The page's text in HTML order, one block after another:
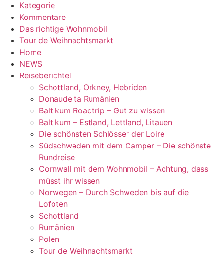
Kategorie
Kommentare
Das richtige Wohnmobil
Tour de Weihnachtsmarkt
Home
NEWS
Reiseberichte
Schottland, Orkney, Hebriden
Donaudelta Rumänien
Baltikum Roadtrip – Gut zu wissen
Baltikum – Estland, Lettland, Litauen
Die schönsten Schlösser der Loire
Südschweden mit dem Camper – Die schönste
Rundreise
Cornwall mit dem Wohnmobil – Achtung, dass
müsst ihr wissen
Norwegen – Durch Schweden bis auf die
Lofoten
Schottland
Rumänien
Polen
Tour de Weihnachtsmarkt